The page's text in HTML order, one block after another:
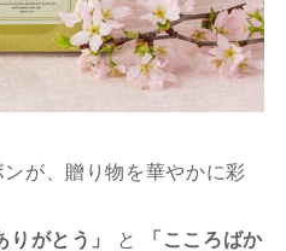
が、贈り物を華やかに彩
りがとう」 と
「こころばか